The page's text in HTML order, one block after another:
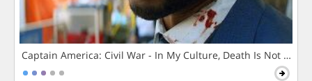
Captain America: Civil War - In My Culture, Death Is Not The